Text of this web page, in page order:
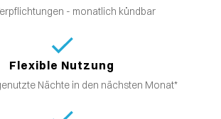
- monatlich kündbar
Flexible Nutzung
Nächte in den nächsten Monat*